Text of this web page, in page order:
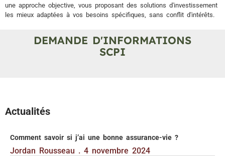
une approche objective, vous proposant des solutions d'investissement
les mieux adaptées à vos besoins spécifiques, sans conflit d'intérêts.
DEMANDE D'INFORMATIONS
SCPI
Actualités
Comment savoir si j’ai une bonne assurance-vie ?
Jordan Rousseau 4 novembre 2024